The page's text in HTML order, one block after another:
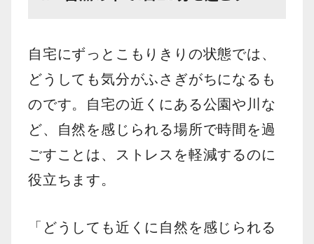
自宅にずっとこもりきりの状態では、
どうしても気分がふさぎがちになるも
のです。自宅の近くにある公園や川な
ど、自然を感じられる場所で時間を過
ごすことは、ストレスを軽減するのに
役立ちます。
「どうしても近くに自然を感じられる